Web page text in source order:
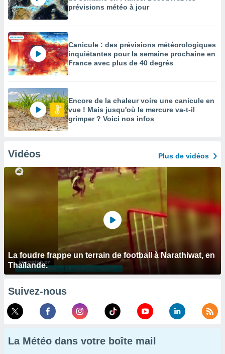
prévisions météo à jour
Canicule : des prévisions météorologiques
inquiétantes pour la semaine prochaine en
France avec plus de 40 degrés
Encore de la chaleur voire une canicule en
vue ! Mais jusqu'où le mercure va-t-il
grimper ? Voici nos infos
Vidéos Plus de vidéos
La foudre frappe un terrain de football à Narathiwat, en
Thaïlande.
Suivez-nous
La Météo dans votre boîte mail